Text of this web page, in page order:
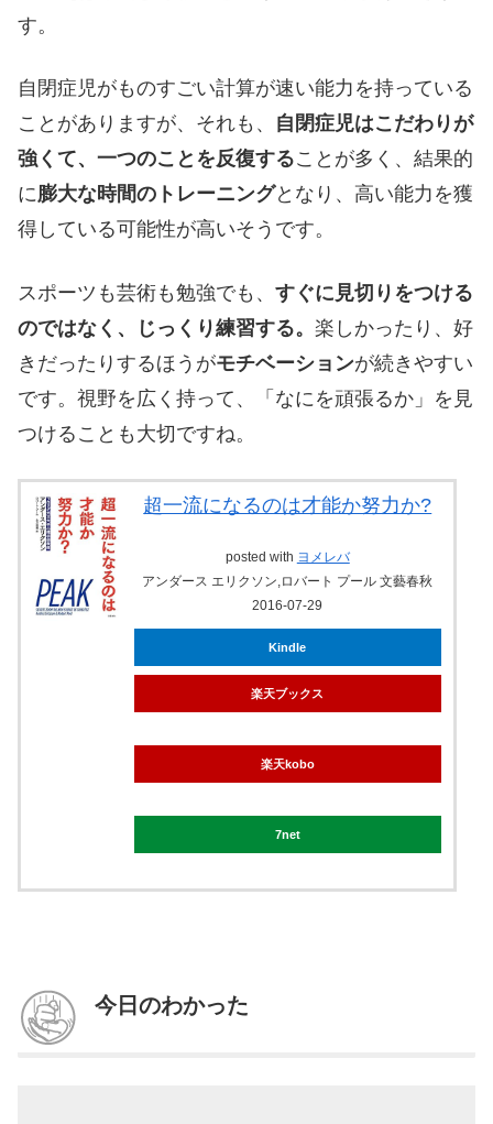
す。
自閉症児がものすごい計算が速い能力を持っている
ことがありますが、それも、 自閉症児はこだわりが
強くて、一つのことを反復することが多く、結果的
に膨大な時間のトレーニングとなり、高い能力を獲
得している可能性が高いそうです。
スポーツも芸術も勉強でも、 すぐに見切りをつける
のではなく、じっくり練習する。 楽しかったり、好
きだったりするほうがモチベーションが続きやすい
です。視野を広く持って、「なにを頑張るか」を見
つけることも大切ですね。
超一流になるのは才能か努力か?
posted with ヨメレバ
アンダース エリクソン,ロバート プール 文藝春秋
2016-07-29
Kindle
楽天ブックス
楽天kobo
7net
今日のわかった